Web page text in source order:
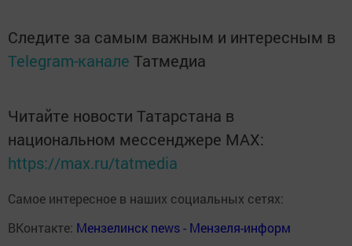
Следите за самым важным и интересным в
Telegram-канале Татмедиа
Читайте новости Татарстана в
национальном мессенджере MАХ:
https://max.ru/tatmedia
Самое интересное в наших социальных сетях:
ВКонтакте: Мензелинск news - Мензеля-информ